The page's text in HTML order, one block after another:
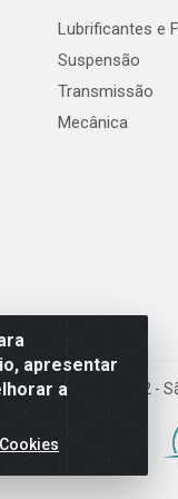
apresentar
a
Lubrificantes e
Suspensão
Transmissão
Mecânica
de Campos, 42 -